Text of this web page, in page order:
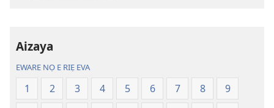
Ọkpokpọ
ọrọ
Ikereakere
Na
(Onọ
a
Aizaya
EWARE NỌ E RIẸ EVA
1 2 3 4 5 6 7 8
9